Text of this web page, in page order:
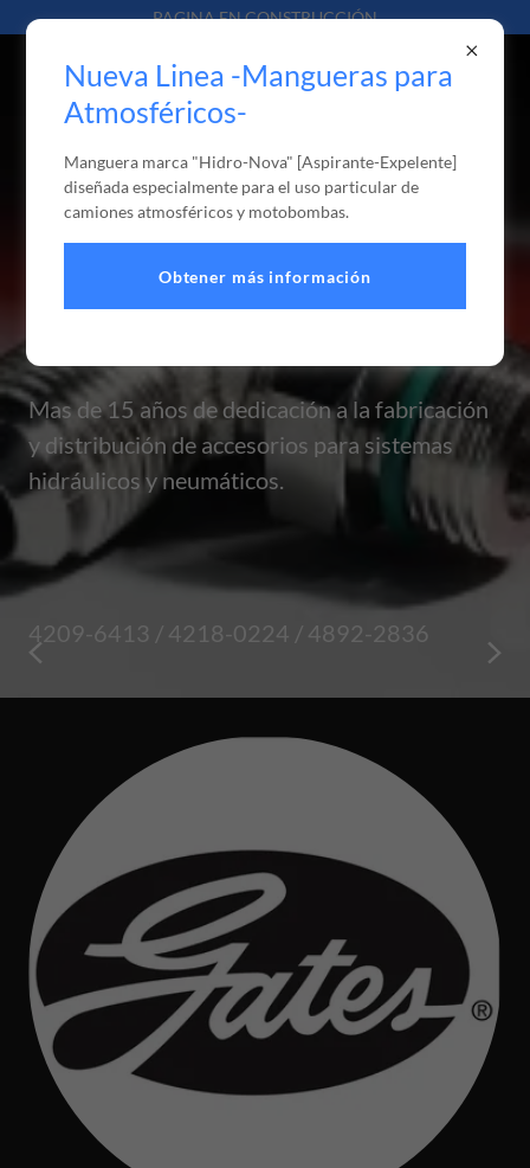
PAGINA EN CONSTRUCCIÓN
Mangueras y
Conexiones para
Sistema Hidráulico y
Mas de 15 años de dedicación a la fabricación
y distribución de accesorios para sistemas
hidráulicos y neumáticos.
4209-6413 / 4218-0224 / 4892-2836
Nueva Linea -Mangueras para
Atmosféricos-
Manguera marca "Hidro-Nova" [Aspirante-Expelente]
diseñada especialmente para el uso particular de
camiones atmosféricos y motobombas.
Obtener más información